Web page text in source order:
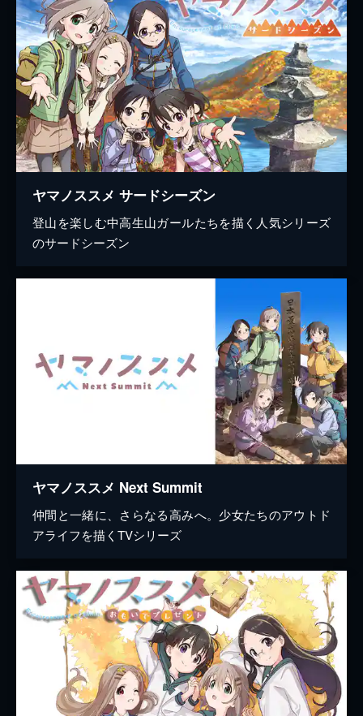
ヤマノススメ サードシーズン
登山を楽しむ中高生山ガールたちを描く人気シリーズ
のサードシーズン
ヤマノススメ Next Summit
仲間と一緒に、さらなる高みへ。少女たちのアウトド
アライフを描くTVシリーズ